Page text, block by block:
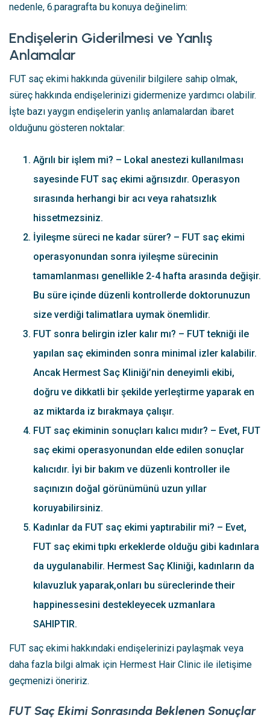
nedenle, 6.paragrafta bu konuya değinelim:
Endişelerin Giderilmesi ve Yanlış
Anlamalar
FUT saç ekimi hakkında güvenilir bilgilere sahip olmak,
süreç hakkında endişelerinizi gidermenize yardımcı olabilir.
İşte bazı yaygın endişelerin yanlış anlamalardan ibaret
olduğunu gösteren noktalar:
Ağrılı bir işlem mi? – Lokal anestezi kullanılması
sayesinde FUT saç ekimi ağrısızdır. Operasyon
sırasında herhangi bir acı veya rahatsızlık
hissetmezsiniz.
İyileşme süreci ne kadar sürer? – FUT saç ekimi
operasyonundan sonra iyileşme sürecinin
tamamlanması genellikle 2-4 hafta arasında değişir.
Bu süre içinde düzenli kontrollerde doktorunuzun
size verdiği talimatlara uymak önemlidir.
FUT sonra belirgin izler kalır mı? – FUT tekniği ile
yapılan saç ekiminden sonra minimal izler kalabilir.
Ancak Hermest Saç Kliniği’nin deneyimli ekibi,
doğru ve dikkatli bir şekilde yerleştirme yaparak en
az miktarda iz bırakmaya çalışır.
FUT saç ekiminin sonuçları kalıcı mıdır? – Evet, FUT
saç ekimi operasyonundan elde edilen sonuçlar
kalıcıdır. İyi bir bakım ve düzenli kontroller ile
saçınızın doğal görünümünü uzun yıllar
koruyabilirsiniz.
Kadınlar da FUT saç ekimi yaptırabilir mi? – Evet,
FUT saç ekimi tıpkı erkeklerde olduğu gibi kadınlara
da uygulanabilir. Hermest Saç Kliniği, kadınların da
kılavuzluk yaparak,onları bu süreclerinde their
happinessesini destekleyecek uzmanlara
SAHIPTIR.
FUT saç ekimi hakkındaki endişelerinizi paylaşmak veya
daha fazla bilgi almak için Hermest Hair Clinic ile iletişime
geçmenizi öneririz.
FUT Saç Ekimi Sonrasında Beklenen Sonuçlar